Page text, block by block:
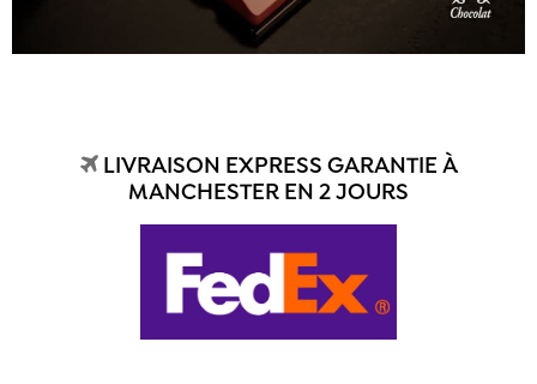
LIVRAISON EXPRESS GARANTIE À
MANCHESTER EN 2 JOURS